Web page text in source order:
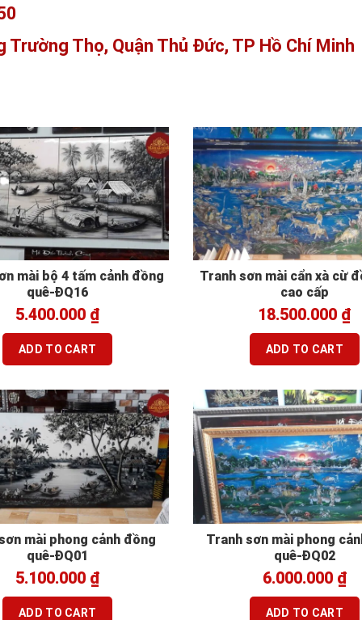
Trường Thọ, Quận Thủ Đức, TP Hồ ChíMinh
mài bộ 4 tấm cảnh đồng
quê-ĐQ16
5.400.000 ₫
ADD TO CART
Tranh sơn mài cẩn xà cừ
cao cấp
18.500.000 ₫
ADD TO CART
mài phong cảnh đồng
quê-ĐQ01
5.100.000 ₫
ADD TO CART
Tranh sơn mài phong
quê-ĐQ02
6.000.000 ₫
ADD TO CART